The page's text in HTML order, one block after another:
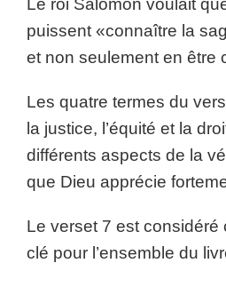
Le roi Salomon voulait
puissent «connaître la
et non seulement en être
Les quatre termes du
la justice, l’équité et la
différents aspects de la
que Dieu apprécie
Le verset 7 est considéré
clé pour l’ensemble du